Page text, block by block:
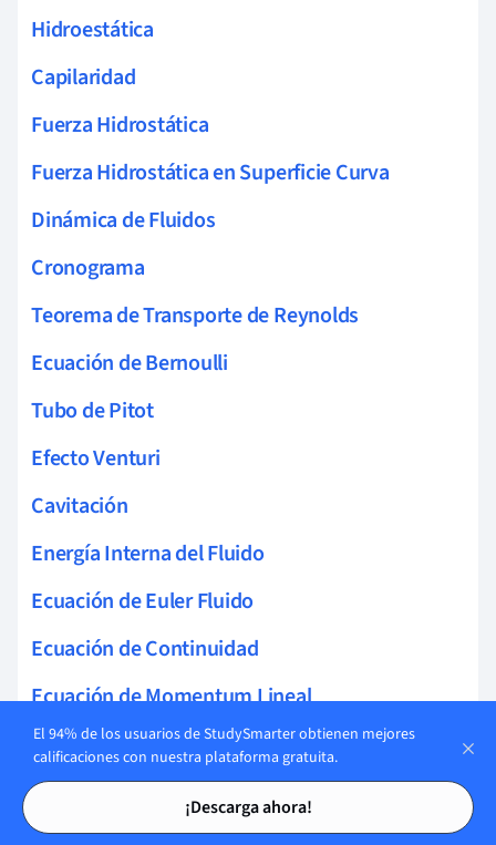
Tarjetas de estudio
Tarjetas de estudio
Hidroestática
Capilaridad
Fuerza Hidrostática
Fuerza Hidrostática en Superficie Curva
Dinámica de Fluidos
Cronograma
Teorema de Transporte de Reynolds
Ecuación de Bernoulli
Tubo de Pitot
Efecto Venturi
Cavitación
Energía Interna del Fluido
Ecuación de Euler Fluido
Ecuación de Continuidad
Ecuación de Momentum Lineal
Flujo Rotacional
Fluido no newtoniano
El 94% de los usuarios de StudySmarter obtienen mejores
calificaciones con nuestra plataforma gratuita.
¡Descarga ahora!